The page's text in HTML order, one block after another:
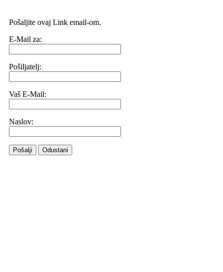
Pošaljite ovaj Link email-om.
E-Mail za:
Pošiljatelj:
Vaš E-Mail:
Naslov:
Pošalji Odustani